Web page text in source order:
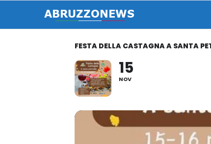
FESTA DELLA CASTAGNA A SANTA
15
NOV